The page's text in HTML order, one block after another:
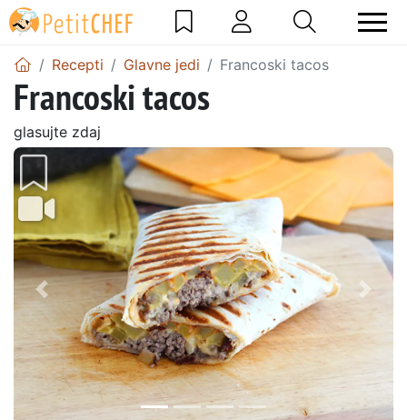
Recepti Glavne jedi Francoski tacos
Francoski tacos
glasujte zdaj
Prejšnji